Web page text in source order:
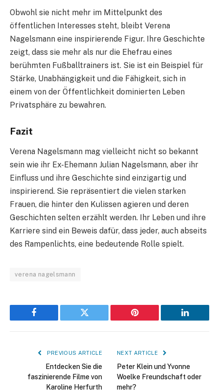
Obwohl sie nicht mehr im Mittelpunkt des
öffentlichen Interesses steht, bleibt Verena
Nagelsmann eine inspirierende Figur. Ihre Geschichte
zeigt, dass sie mehr als nur die Ehefrau eines
berühmten Fußballtrainers ist. Sie ist ein Beispiel für
Stärke, Unabhängigkeit und die Fähigkeit, sich in
einem von der Öffentlichkeit dominierten Leben
Privatsphäre zu bewahren.
Fazit
Verena Nagelsmann mag vielleicht nicht so bekannt
sein wie ihr Ex-Ehemann Julian Nagelsmann, aber ihr
Einfluss und ihre Geschichte sind einzigartig und
inspirierend. Sie repräsentiert die vielen starken
Frauen, die hinter den Kulissen agieren und deren
Geschichten selten erzählt werden. Ihr Leben und ihre
Karriere sind ein Beweis dafür, dass jeder, auch abseits
des Rampenlichts, eine bedeutende Rolle spielt.
verena nagelsmann
Facebook Twitter Pinterest LinkedIn
PREVIOUS ARTICLE
Entdecken Sie die
faszinierende Filme von
Karoline Herfurth
NEXT ARTICLE
Peter Klein und Yvonne
Woelke Freundschaft oder
mehr?